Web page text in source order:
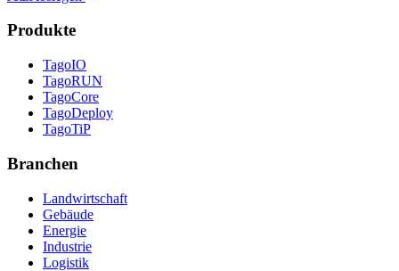
Produkte
TagoIO
TagoRUN
TagoCore
TagoDeploy
TagoTiP
Branchen
Landwirtschaft
Gebäude
Energie
Industrie
Logistik